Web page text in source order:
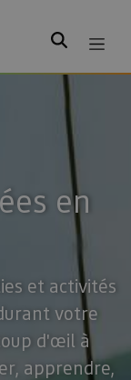
Rechercher
en
et activités
votre
d'œil à
apprendre,